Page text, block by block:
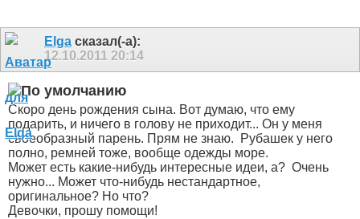
Elga сказал(-а):
12.10.2011 20:14
Скоро день рождения сына. Вот думаю, что ему
подарить, и ничего в голову не приходит... Он у меня
своеобразный парень. Прям не знаю.
Рубашек у него
полно, ремней тоже, вообще одежды море.
Может есть какие-нибудь интересные идеи, а? Очень
нужно... Может что-нибудь нестандартное,
оригинальное? Но что?
Девочки, прошу помощи!